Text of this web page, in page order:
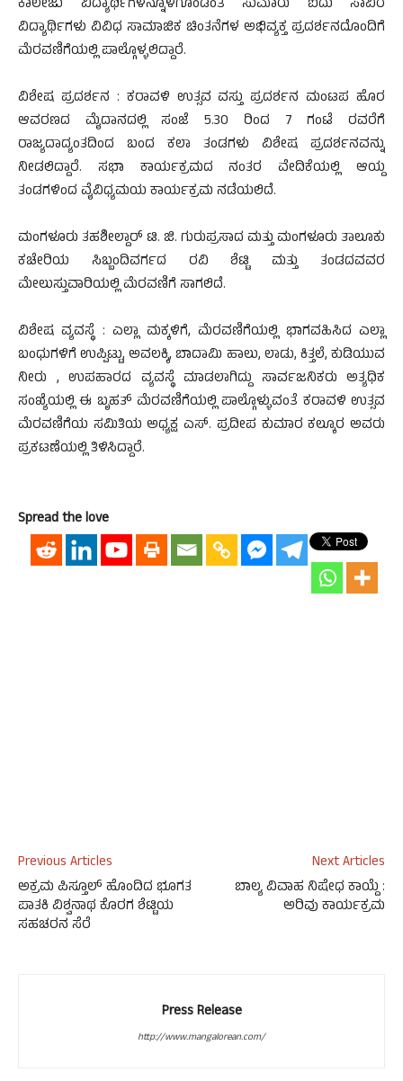
ಕಾಲೇಜು ವಿದ್ಯಾರ್ಥಿಗಳನ್ನೊಳಗೊಂಡಂತೆ ಸುಮಾರು ಐದು ಸಾವಿರ
ವಿದ್ಯಾರ್ಥಿಗಳು ವಿವಿಧ ಸಾಮಾಜಿಕ ಚಿಂತನೆಗಳ ಅಭಿವ್ಯಕ್ತ ಪ್ರದರ್ಶನದೊಂದಿಗೆ
ಮೆರವಣಿಗೆಯಲ್ಲಿ ಪಾಲ್ಗೊಳ್ಳಲಿದ್ದಾರೆ.
ವಿಶೇಷ ಪ್ರದರ್ಶನ : ಕರಾವಳಿ ಉತ್ಸವ ವಸ್ತು ಪ್ರದರ್ಶನ ಮಂಟಪ ಹೊರ
ಆವರಣದ ಮೈದಾನದಲ್ಲಿ ಸಂಜೆ 5.30 ರಿಂದ 7 ಗಂಟೆ ರವರೆಗೆ
ರಾಜ್ಯದಾದ್ಯಂತದಿಂದ ಬಂದ ಕಲಾ ತಂಡಗಳು ವಿಶೇಷ ಪ್ರದರ್ಶನವನ್ನು
ನೀಡಲಿದ್ದಾರೆ. ಸಭಾ ಕಾರ್ಯಕ್ರಮದ ನಂತರ ವೇದಿಕೆಯಲ್ಲಿ ಆಯ್ದ
ತಂಡಗಳಿಂದ ವೈವಿಧ್ಯಮಯ ಕಾರ್ಯಕ್ರಮ ನಡೆಯಲಿದೆ.
ಮಂಗಳೂರು ತಹಶೀಲ್ದಾರ್ ಟಿ. ಜಿ. ಗುರುಪ್ರಸಾದ ಮತ್ತು ಮಂಗಳೂರು ತಾಲೂಕು
ಕಚೇರಿಯ ಸಿಬ್ಬಂದಿವರ್ಗದ ರವಿ ಶೆಟ್ಟಿ ಮತ್ತು ತಂಡದವವರ
ಮೇಲುಸ್ತುವಾರಿಯಲ್ಲಿ ಮೆರವಣಿಗೆ ಸಾಗಲಿದೆ.
ವಿಶೇಷ ವ್ಯವಸ್ಥೆ : ಎಲ್ಲಾ ಮಕ್ಕಳಿಗೆ, ಮೆರವಣಿಗೆಯಲ್ಲಿ ಭಾಗವಹಿಸಿದ ಎಲ್ಲಾ
ಬಂಧುಗಳಿಗೆ ಉಪ್ಪಿಟ್ಟು, ಅವಲಕ್ಕಿ, ಬಾದಾಮಿ ಹಾಲು, ಲಾಡು, ಕಿತ್ತಲೆ, ಕುಡಿಯುವ
ನೀರು , ಉಪಹಾರದ ವ್ಯವಸ್ಥೆ ಮಾಡಲಾಗಿದ್ದು ಸಾರ್ವಜನಿಕರು ಅತ್ಯಧಿಕ
ಸಂಖ್ಯೆಯಲ್ಲಿ ಈ ಬೃಹತ್ ಮೆರವಣಿಗೆಯಲ್ಲಿ ಪಾಲ್ಗೊಳ್ಳುವಂತೆ ಕರಾವಳಿ ಉತ್ಸವ
ಮೆರವಣಿಗೆಯ ಸಮಿತಿಯ ಅಧ್ಯಕ್ಷ ಎಸ್. ಪ್ರದೀಪ ಕುಮಾರ ಕಲ್ಕೂರ ಅವರು
ಪ್ರಕಟಣೆಯಲ್ಲಿ ತಿಳಿಸಿದ್ದಾರೆ.
Spread the love
Previous Articles
ಅಕ್ರಮ ಪಿಸ್ತೂಲ್ ಹೊಂದಿದ ಭೂಗತ
ಪಾತಕಿ ವಿಶ್ವನಾಥ ಕೊರಗ ಶೆಟ್ಟಿಯ
ಸಹಚರನ ಸೆರೆ
Next Articles
ಬಾಲ್ಯ ವಿವಾಹ ನಿಷೇಧ ಕಾಯ್ದೆ :
ಅರಿವು ಕಾರ್ಯಕ್ರಮ
Press Release
http://www.mangalorean.com/